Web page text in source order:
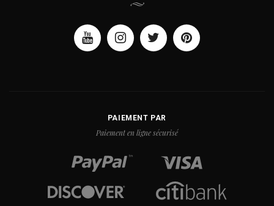
PAIEMENT PAR
Paiement en ligne sécurisé